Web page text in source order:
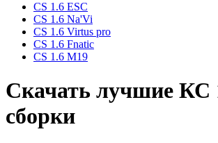
CS 1.6 ESC
CS 1.6 Na'Vi
CS 1.6 Virtus pro
CS 1.6 Fnatic
CS 1.6 M19
Cкачать лучшие КС
сборки